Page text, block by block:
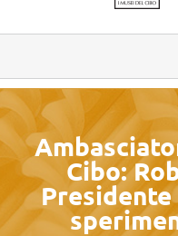
Cibo: